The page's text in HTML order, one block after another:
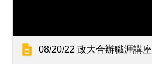
08/20/22 政大合辦職涯講座